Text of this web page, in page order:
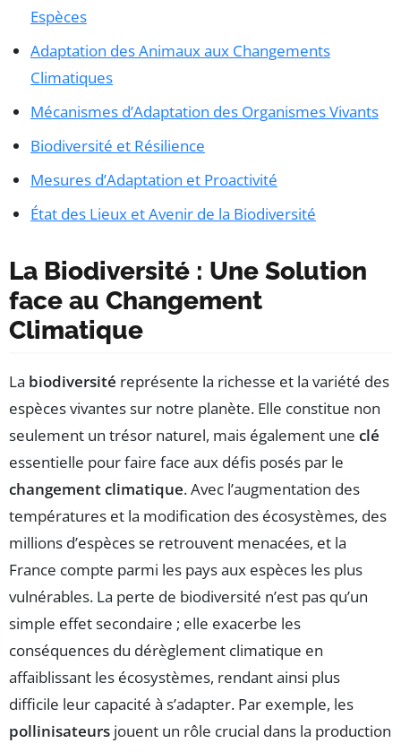
Espèces
Adaptation des Animaux aux Changements
Climatiques
Mécanismes d’Adaptation des Organismes Vivants
Biodiversité et Résilience
Mesures d’Adaptation et Proactivité
État des Lieux et Avenir de la Biodiversité
La Biodiversité : Une Solution
face au Changement
Climatique
La biodiversité représente la richesse et la variété des
espèces vivantes sur notre planète. Elle constitue non
seulement un trésor naturel, mais également une clé
essentielle pour faire face aux défis posés par le
changement climatique. Avec l’augmentation des
températures et la modification des écosystèmes, des
millions d’espèces se retrouvent menacées, et la
France compte parmi les pays aux espèces les plus
vulnérables. La perte de biodiversité n’est pas qu’un
simple effet secondaire ; elle exacerbe les
conséquences du dérèglement climatique en
affaiblissant les écosystèmes, rendant ainsi plus
difficile leur capacité à s’adapter. Par exemple, les
pollinisateurs jouent un rôle crucial dans la production